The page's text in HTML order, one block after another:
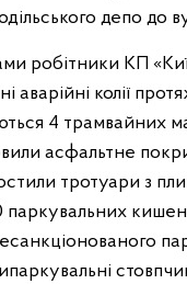
депо до
робітники КП
аварійні колії
4 трамвайних
асфальтне
тротуари з
паркувальних